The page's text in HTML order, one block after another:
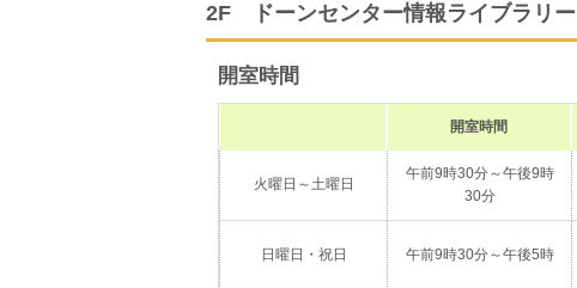
2F ドーンセンター情報ライブラリー
開室時間
開室時間
火曜日～土曜日
午前9時30分～午後9時
30分
日曜日・祝日 午前9時30分～午後5時